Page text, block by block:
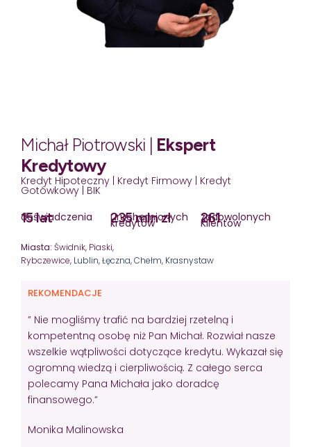
Michał Piotrowski | Ekspert
Kredytowy
Kredyt Hipoteczny | Kredyt Firmowy | Kredyt
Gotówkowy | BIK
15 lat
doświadczenia 235 mln zł
uruchomionych
kredytów 261
zadowolonych
Klientów
Miasta: Świdnik, Piaski,
Rybczewice, Lublin,Łęczna,Chełm, Krasnystaw
REKOMENDACJE
” Nie mogliśmy trafić na bardziej rzetelną i
kompetentną osobę niż Pan Michał. Rozwiał nasze
wszelkie wątpliwości dotyczące kredytu. Wykazał się
ogromną wiedzą i cierpliwością. Z całego serca
polecamy Pana Michała jako doradcę
finansowego.”
Monika Malinowska